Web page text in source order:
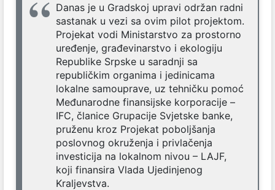
Danas je u Gradskoj upravi održan radni
sastanak u vezi sa ovim pilot projektom.
Projekat vodi Ministarstvo za prostorno
uređenje, građevinarstvo i ekologiju
Republike Srpske u saradnji sa
republičkim organima i jedinicama
lokalne samouprave, uz tehničku pomoć
Međunarodne finansijske korporacije –
IFC, članice Grupacije Svjetske banke,
pruženu kroz Projekat poboljšanja
poslovnog okruženja i privlačenja
investicija na lokalnom nivou – LAJF,
koji finansira Vlada Ujedinjenog
Kraljevstva.